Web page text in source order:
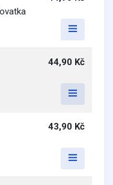
44,90 Kč
43,90 Kč